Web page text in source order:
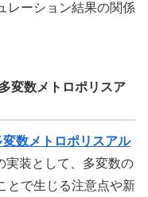
レーション結果の関係
変数メトロポリスア
数メトロポリスアル
実装として、多変数の
とで生じる注意点や新